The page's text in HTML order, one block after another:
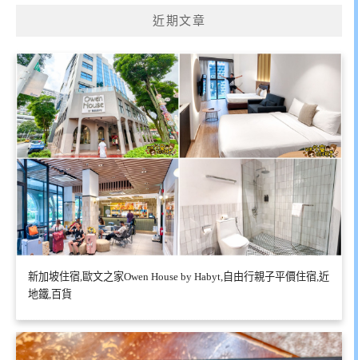
近期文章
新加坡住宿,歐文之家Owen House by Habyt,自由行親子平價住宿,近
地鐵,百貨